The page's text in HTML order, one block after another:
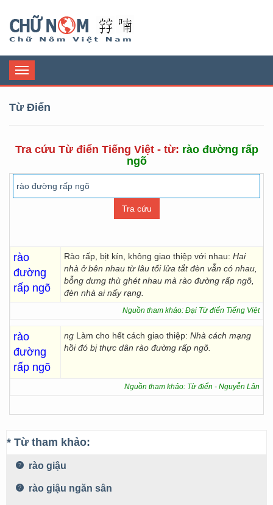
Toggle
navigation
Từ Điển
Tra cứu Từ điển Tiếng Việt - từ: rào đường rấp
ngõ
rào
đường
rấp ngõ
Rào rấp, bịt kín, không giao thiệp với nhau: Hai
nhà ở bên nhau từ lâu tối lửa tắt đèn vẫn có nhau,
bỗng dưng thù ghét nhau mà rào đường rấp ngõ,
đèn nhà ai nấy rạng.
Nguồn tham khảo: Đại Từ điển Tiếng Việt
rào
đường
rấp ngõ
ng Làm cho hết cách giao thiệp: Nhà cách mạng
hồi đó bị thực dân rào đường rấp ngõ.
Nguồn tham khảo: Từ điển - Nguyễn Lân
* Từ tham khảo:
rào giậu
rào giậu ngăn sân